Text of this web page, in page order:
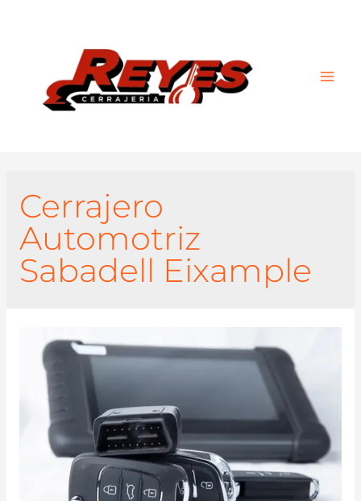
Cerrajero
Automotriz
Sabadell Eixample